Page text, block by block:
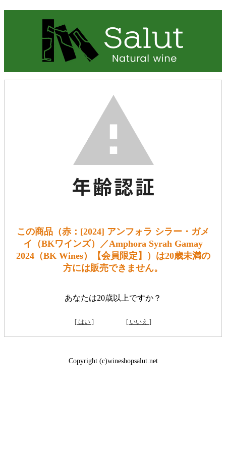
この商品（赤：[2024] アンフォラ シラー・ガメ
イ（BKワインズ）／Amphora Syrah Gamay
2024（BK Wines）【会員限定】）は20歳未満の
方には販売できません。
あなたは20歳以上ですか？
[ はい ] [ いいえ ]
Copyright (c)wineshopsalut.net